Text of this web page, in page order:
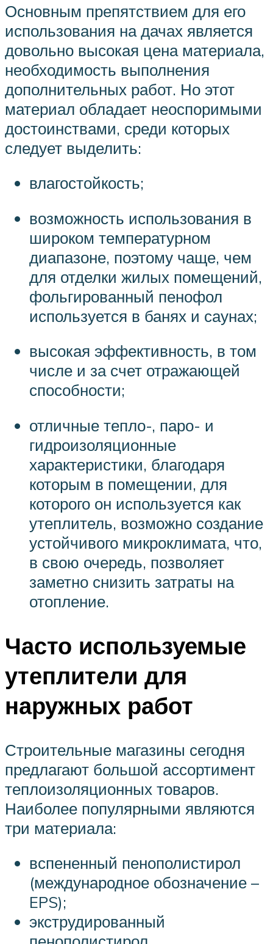
Основным препятствием для его
использования на дачах является
довольно высокая цена материала,
необходимость выполнения
дополнительных работ. Но этот
материал обладает неоспоримыми
достоинствами, среди которых
следует выделить:
влагостойкость;
возможность использования в
широком температурном
диапазоне, поэтому чаще, чем
для отделки жилых помещений,
фольгированный пенофол
используется в банях и саунах;
высокая эффективность, в том
числе и за счет отражающей
способности;
отличные тепло-, паро- и
гидроизоляционные
характеристики, благодаря
которым в помещении, для
которого он используется как
утеплитель, возможно создание
устойчивого микроклимата, что,
в свою очередь, позволяет
заметно снизить затраты на
отопление.
Часто используемые
утеплители для
наружных работ
Строительные магазины сегодня
предлагают большой ассортимент
теплоизоляционных товаров.
Наиболее популярными являются
три материала:
вспененный пенополистирол
(международное обозначение –
EPS);
экструдированный